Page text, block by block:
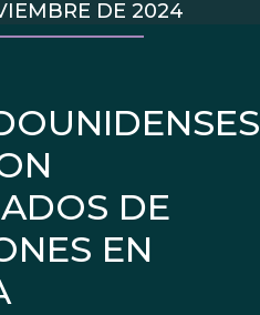
DE
EN
DE 2024